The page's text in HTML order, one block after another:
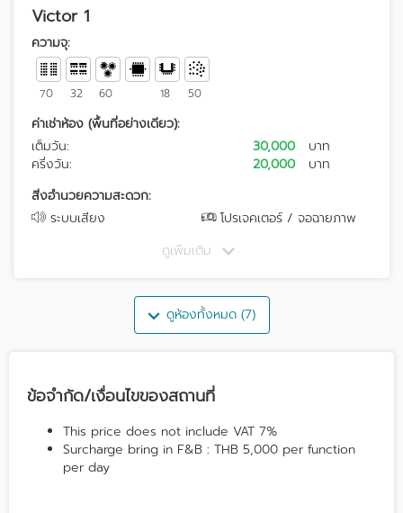
Victor 1
ความจุ:
70 32 60 18 50
ค่าเช่าห้อง (พื้นที่อย่างเดียว):
เต็มวัน:
30,000
บาท
ครึ่งวัน:
20,000
บาท
สิ่งอำนวยความสะดวก:
ระบบเสียง
โปรเจคเตอร์ / จอฉายภาพ
ดูเพิ่มเติม
ดูห้องทั้งหมด (7)
ข้อจำกัด/เงื่อนไขของสถานที่
This price does not include VAT 7%
Surcharge bring in F&B : THB 5,000 per function
per day